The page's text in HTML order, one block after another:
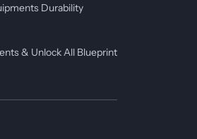
Durability
& Unlock All Blueprint